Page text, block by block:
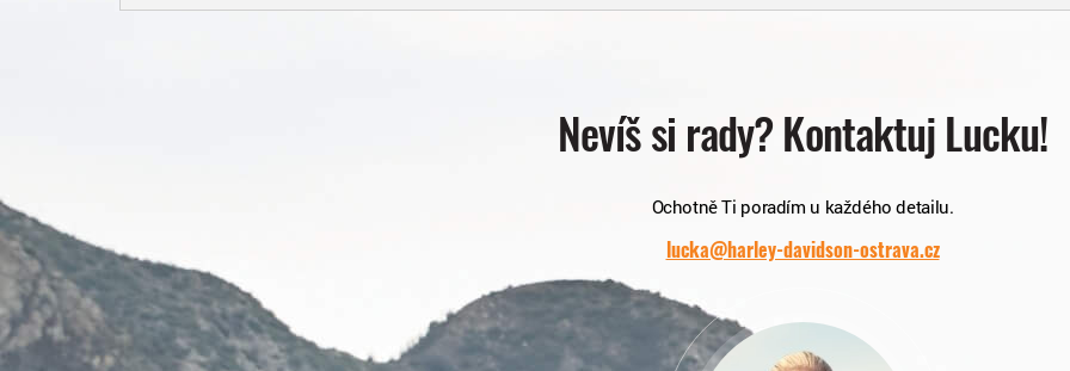
Nevíš si rady? Kontaktuj Lucku!
Ochotně Ti poradím u každého detailu.
lucka@harley-davidson-ostrava.cz